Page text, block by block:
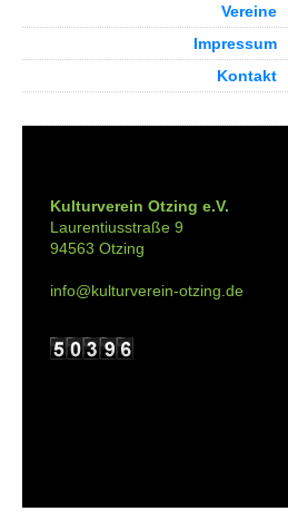
Vereine
Impressum
Kontakt
Kulturverein Otzing e.V.
Laurentiusstraße 9
94563 Otzing
info@kulturverein-otzing.de